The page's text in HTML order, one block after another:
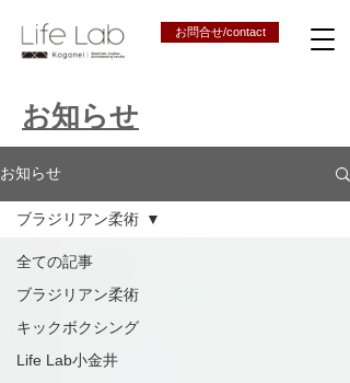
お問合せ/contact
お知らせ
お知らせ
全ての記事
ブラジリアン柔術
キックボクシング
Life Lab小金井
ブラジリアン柔術